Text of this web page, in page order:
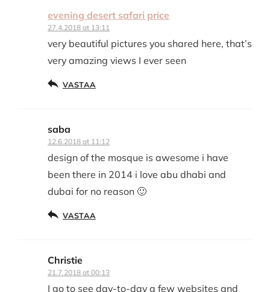
evening desert safari price
27.4.2018 at 13:11
very beautiful pictures you shared here, that’s
very amazing views I ever seen
VASTAA
saba
12.6.2018 at 11:12
design of the mosque is awesome i have
been there in 2014 i love abu dhabi and
dubai for no reason 🙂
VASTAA
Christie
21.7.2018 at 00:13
I go to see day-to-day a few websites and